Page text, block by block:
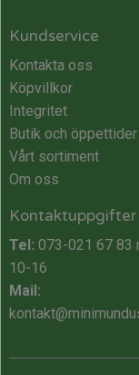
Kundservice
Kontakta oss
Köpvillkor
Integritet
Butik och öppettider
Vårt sortiment
Om oss
Kontaktuppgifter
Tel: 073-021 67 83
10-16
Mail: